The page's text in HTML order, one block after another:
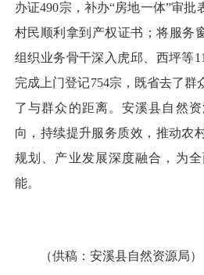
办证490宗，补办“房地一体”审批
村民顺利拿到产权证书；将服务
组织业务骨干深入虎邱、西坪等
完成上门登记754宗，既省去了群
了与群众的距离。安溪县自然
向，持续提升服务质效，推动农
规划、产业发展深度融合，为
能。
（供稿：安溪县自然资源局）